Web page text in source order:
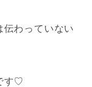
伝わっていない
す♡